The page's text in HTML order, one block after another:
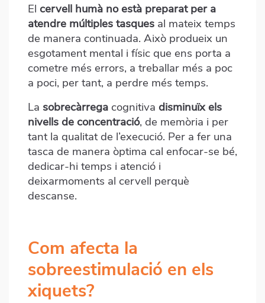
El cervell humà no està preparat per a
atendre múltiples tasques al mateix temps
de manera continuada. Això produeix un
esgotament mental i físic que ens porta a
cometre més errors, a treballar més a poc
a poci, per tant, a perdre més temps.
La sobrecàrrega cognitiva disminuïx els
nivells de concentració, de memòria i per
tant la qualitat de l’execució. Per a fer una
tasca de manera òptima cal enfocar-se bé,
dedicar-hi temps i atenció i
deixarmoments al cervell perquè
descanse.
Com afecta la
sobreestimulació en els
xiquets?